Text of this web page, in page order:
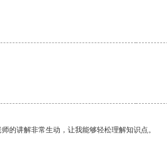
的讲解非常生动，让我能够轻松理解知识点。